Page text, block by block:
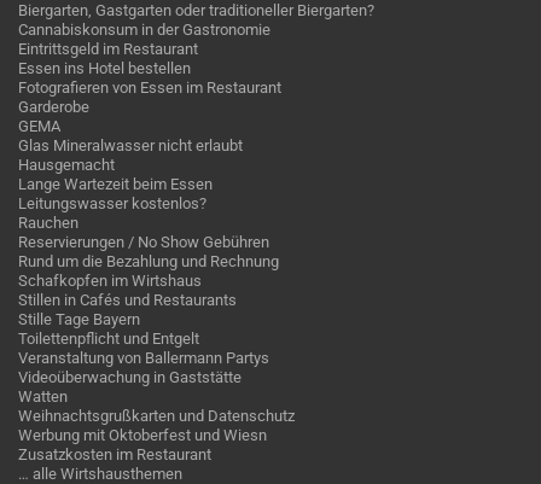
Biergarten, Gastgarten oder traditioneller Biergarten?
Cannabiskonsum in der Gastronomie
Eintrittsgeld im Restaurant
Essen ins Hotel bestellen
Fotografieren von Essen im Restaurant
Garderobe
GEMA
Glas Mineralwasser nicht erlaubt
Hausgemacht
Lange Wartezeit beim Essen
Leitungswasser kostenlos?
Rauchen
Reservierungen / No Show Gebühren
Rund um die Bezahlung und Rechnung
Schafkopfen im Wirtshaus
Stillen in Cafés und Restaurants
Stille Tage Bayern
Toilettenpflicht und Entgelt
Veranstaltung von Ballermann Partys
Videoüberwachung in Gaststätte
Watten
Weihnachtsgrußkarten und Datenschutz
Werbung mit Oktoberfest und Wiesn
Zusatzkosten im Restaurant
… alle Wirtshausthemen